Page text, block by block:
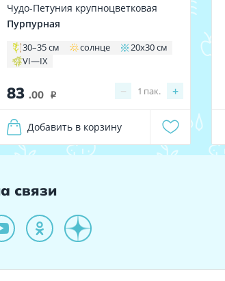
Чудо-Петуния крупноцветковая
Пурпурная
30–35 см солнце
20х30 см
VI—IX
83 .00 i − +
1 пак.
Добавить в корзину
связи